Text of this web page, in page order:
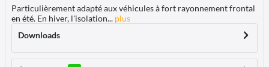
Particulièrement adapté aux véhicules à fort rayonnement frontal
en été. En hiver, l'isolation... plus
Downloads